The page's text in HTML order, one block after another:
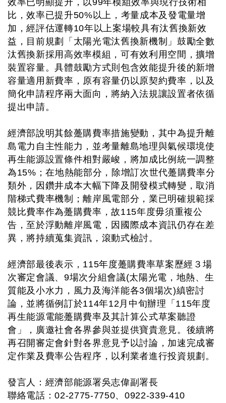
效率已明顯提升，以99年模組效率與現行技術相
比，效率已提升50%以上，考量成本及發電量增
加，經評估運轉10年以上案場較具有汰舊換新效
益，目前規劃「太陽光電汰舊換新機制」鼓勵全數
汰舊換新採用高效率模組，可有效利用空間，擴增
裝置容量。具體鼓勵方式則包含效能提升後的新增
容量適用新費率，原有容量仍以原契約費率，以及
簡化申請程序兩大面向，將納入法規讓設置者依循
提出申請。
經濟部說明其餘躉購費率措施變動，其中為提升離
島電力自主性能力，並考量離島地理與氣候環境使
再生能源設置條件相對嚴峻，將加成比例統一調整
為15%；在地熱能部分，除增訂次世代躉購費率分
類外，因鑽井成本大幅下降及開發模式轉變，取消
階梯式費率機制；離岸風電部分，業已明確規範採
競比費率作為躉購費率，故115年度毋須重複公
告，至於浮動離岸風電，因國際成本資訊仍存在差
異，將持續蒐集資訊，滾動式檢討。
經濟部最後表示，115年度躉購費率草案歷經３場
次審定會議、9場次分組會議(太陽光電，地熱、生
質能及小水力，風力及海洋能各3個場次)縝密討
論，並將循例訂於114年12月中旬辦理「115年度
再生能源電能躉購費率及其計算公式草案聽證
會」，廣邀社會各界參與並提供寶貴意見。後續將
再召開審定會針對各界意見予以討論，加速完成審
定作業及費率公告程序，以利業者進行投資規劃。
發言人：經濟部能源署吳志偉副署長
聯絡電話：02-2775-7750、0922-339-410